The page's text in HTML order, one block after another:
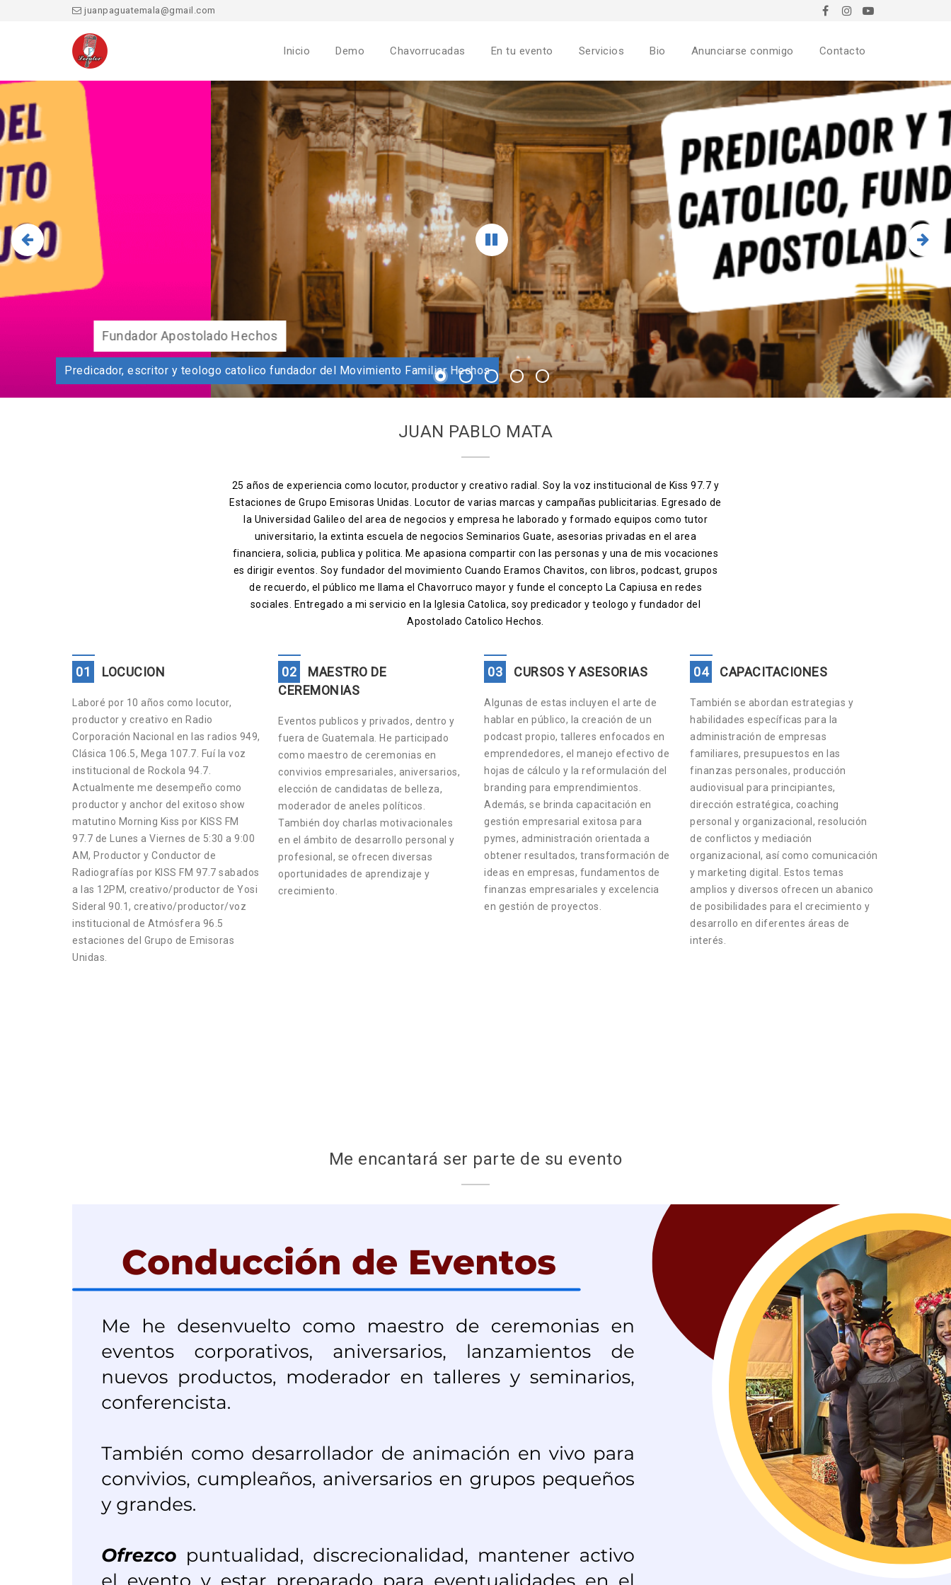
juanpaguatemala@gmail.com
Inicio Demo Chavorrucadas En tu evento Servicios Bio Anunciarse conmigo Contacto
Fundador Apostolado Hechos
Predicador, escritor y teologo catolico fundador del Movimiento Familiar Hechos
JUAN PABLO MATA
25 años de experiencia como locutor, productor y creativo radial. Soy la voz institucional de Kiss 97.7 y
Estaciones de Grupo Emisoras Unidas. Locutor de varias marcas y campañas publicitarias. Egresado de
la Universidad Galileo del area de negocios y empresa he laborado y formado equipos como tutor
universitario, la extinta escuela de negocios Seminarios Guate, asesorias privadas en el area
financiera, solicia, publica y politica. Me apasiona compartir con las personas y una de mis vocaciones
es dirigir eventos. Soy fundador del movimiento Cuando Eramos Chavitos, con libros, podcast, grupos
de recuerdo, el público me llama el Chavorruco mayor y funde el concepto La Capiusa en redes
sociales. Entregado a mi servicio en la Iglesia Catolica, soy predicador y teologo y fundador del
Apostolado Catolico Hechos.
01 LOCUCION
Laboré por 10 años como locutor,
productor y creativo en Radio
Corporación Nacional en las radios 949,
Clásica 106.5, Mega 107.7. Fuí la voz
institucional de Rockola 94.7.
Actualmente me desempeño como
productor y anchor del exitoso show
matutino Morning Kiss por KISS FM
97.7 de Lunes a Viernes de 5:30 a 9:00
AM, Productor y Conductor de
Radiografías por KISS FM 97.7 sabados
a las 12PM, creativo/productor de Yosi
Sideral 90.1, creativo/productor/voz
institucional de Atmósfera 96.5
estaciones del Grupo de Emisoras
Unidas.
02
MAESTRO DE
CEREMONIAS
Eventos publicos y privados, dentro y
fuera de Guatemala. He participado
como maestro de ceremonias en
convivios empresariales, aniversarios,
elección de candidatas de belleza,
moderador de aneles políticos.
También doy charlas motivacionales
en el ámbito de desarrollo personal y
profesional, se ofrecen diversas
oportunidades de aprendizaje y
crecimiento.
03 CURSOS Y ASESORIAS
Algunas de estas incluyen el arte de
hablar en público, la creación de un
podcast propio, talleres enfocados en
emprendedores, el manejo efectivo de
hojas de cálculo y la reformulación del
branding para emprendimientos.
Además, se brinda capacitación en
gestión empresarial exitosa para
pymes, administración orientada a
obtener resultados, transformación de
ideas en empresas, fundamentos de
finanzas empresariales y excelencia
en gestión de proyectos.
04 CAPACITACIONES
También se abordan estrategias y
habilidades específicas para la
administración de empresas
familiares, presupuestos en las
finanzas personales, producción
audiovisual para principiantes,
dirección estratégica, coaching
personal y organizacional, resolución
de conflictos y mediación
organizacional, así como comunicación
y marketing digital. Estos temas
amplios y diversos ofrecen un abanico
de posibilidades para el crecimiento y
desarrollo en diferentes áreas de
interés.
Me encantará ser parte de su evento